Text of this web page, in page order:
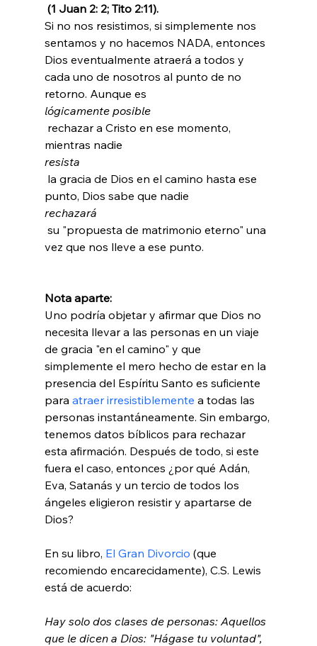
(1 Juan 2: 2; Tito 2:11).
Si no nos resistimos, si simplemente nos
sentamos y no hacemos NADA, entonces
Dios eventualmente atraerá a todos y
cada uno de nosotros al punto de no
retorno. Aunque es
lógicamente posible
mientras nadie
resista
punto, Dios sabe que nadie
rechazará
vez que nos lleve a ese punto.
Nota aparte:
Uno podría objetar y afirmar que Dios no
necesita llevar a las personas en un viaje
de gracia "en el camino" y que
simplemente el mero hecho de estar en la
presencia del Espíritu Santo es suficiente
para atraer irresistiblemente a todas las
personas instantáneamente. Sin embargo,
tenemos datos bíblicos para rechazar
esta afirmación. Después de todo, si este
fuera el caso, entonces ¿por qué Adán,
Eva, Satanás y un tercio de todos los
ángeles eligieron resistir y apartarse de
Dios?
En su libro, El Gran Divorcio (que
recomiendo encarecidamente), C.S. Lewis
Hay solo dos clases de personas: Aquellos
que le dicen a Dios: "Hágase tu voluntad",